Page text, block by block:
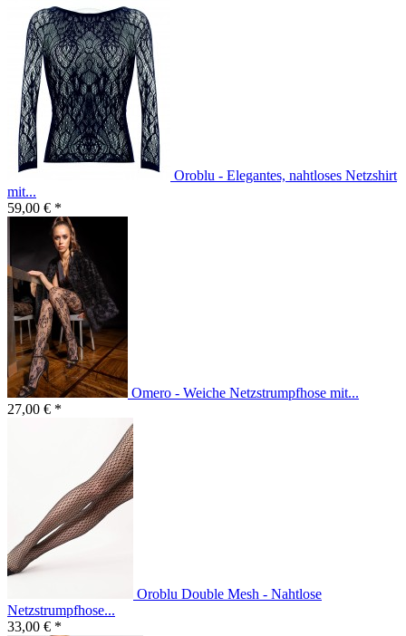
Oroblu - Elegantes, nahtloses Netzshirt
mit...
59,00 € *
Omero - Weiche Netzstrumpfhose mit...
27,00 € *
Oroblu Double Mesh - Nahtlose
Netzstrumpfhose...
33,00 € *